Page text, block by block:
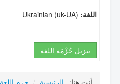
اللغة:
تنزيل حُزْمَة اللغة
أنت هنا: الرئيسية / حزم اللغة